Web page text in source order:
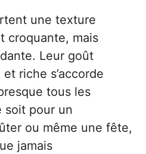
une texture
croquante, mais
Leur goût
riche s’accorde
tous les
soit pour un
ou même une fête,
jamais